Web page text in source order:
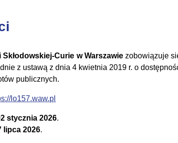
Skłodowskiej-Curie w Warszawie zobowiązuje
z ustawą z dnia 4 kwietnia 2019 r. o
publicznych.
lo157.waw.pl
stycznia 2026.
lipca 2026.